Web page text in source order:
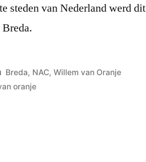
steden van Nederland werd dit
Geplaatst
in
Breda, NAC, Willem van Oranje
oranje